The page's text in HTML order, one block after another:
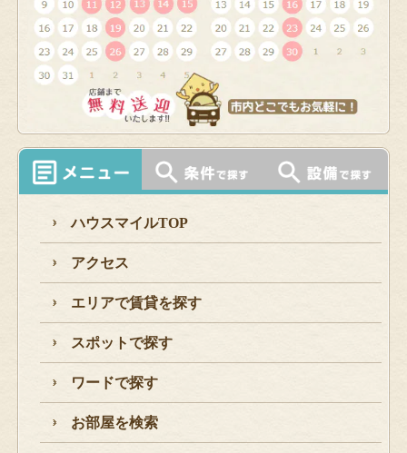
ハウスマイルTOP
アクセス
エリアで賃貸を探す
スポットで探す
ワードで探す
お部屋を検索